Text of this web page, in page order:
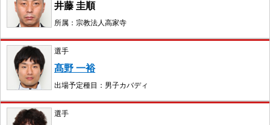
井藤 圭順
所属：宗教法人高家寺
選手
髙野 一裕
出場予定種目：男子カバディ
選手